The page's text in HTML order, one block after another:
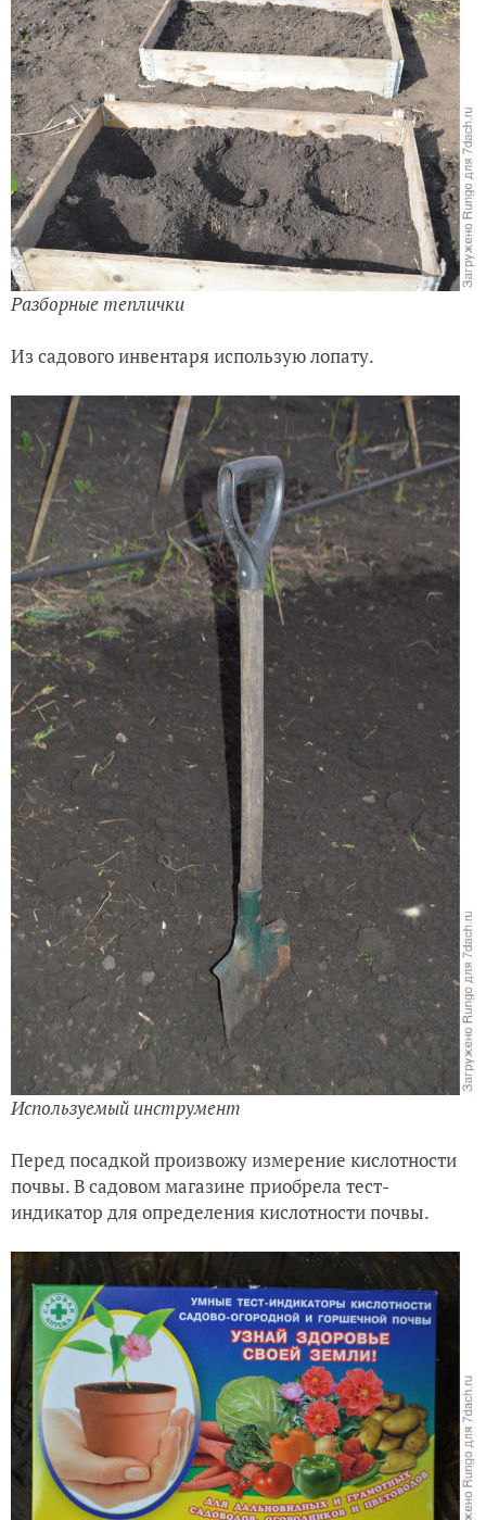
Разборные теплички
Из садового инвентаря использую лопату.
Используемый инструмент
Перед посадкой произвожу измерение кислотности
почвы. В садовом магазине приобрела тест-
индикатор для определения кислотности почвы.